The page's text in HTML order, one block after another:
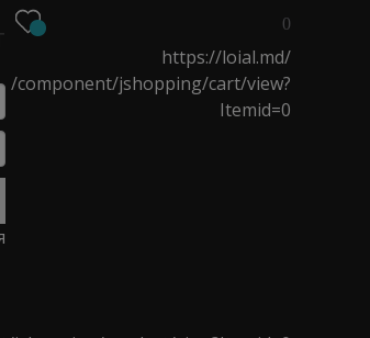
0
https://loial.md/
/component/jshopping/cart/view?
Itemid=0